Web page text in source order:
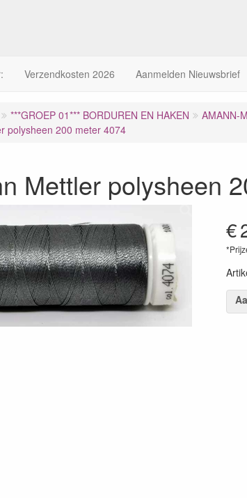
Verzendkosten 2026 Aanmelden Nieuwsbrief
***GROEP 01*** BORDUREN EN HAKEN
AMANN-
polysheen 200 meter 4074
Mettler polysheen
€